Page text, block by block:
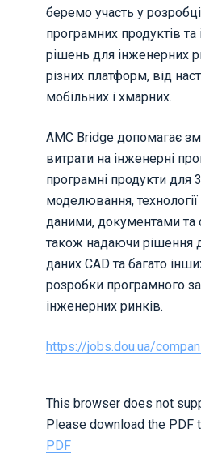
беремо участь у
програмних продуктів та
рішень для інженерних
різних платформ, від
мобільних і хмарних.
AMC Bridge допомагає
витрати на інженерні
програмні продукти для
моделювання, технології
даними, документами та
також надаючи рішення
даних CAD та багато
розробки програмного
інженерних ринків.
https://jobs.dou.ua/
This browser does not
Please download the PDF
PDF